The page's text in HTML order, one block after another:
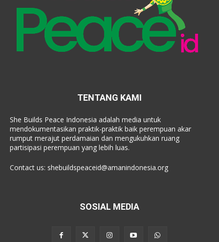
TENTANG KAMI
She Builds Peace Indonesia adalah media untuk
mendokumentasikan praktik-praktik baik perempuan akar
rumput merajut perdamaian dan mengukuhkan ruang
partisipasi perempuan yang lebih luas.
Contact us: shebuildspeaceid@amanindonesia.org
SOSIAL MEDIA